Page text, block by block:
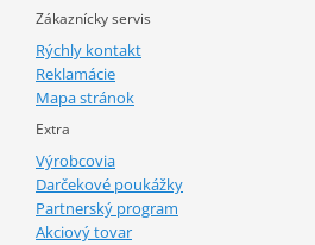
Zákaznícky servis
Rýchly kontakt
Reklamácie
Mapa stránok
Extra
Výrobcovia
Darčekové poukážky
Partnerský program
Akciový tovar